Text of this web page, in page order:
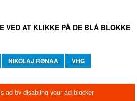
VED AT KLIKKE PÅ DE BLÅ BLOKKE
NIKOLAJ RØNAA VHG